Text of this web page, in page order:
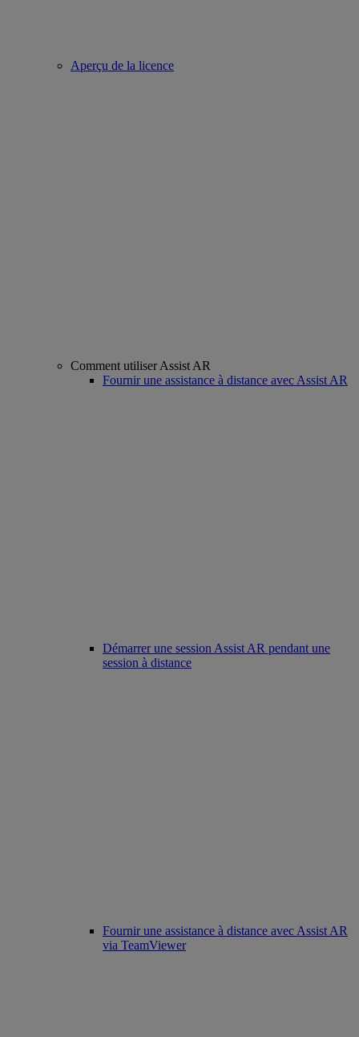
Aperçu de la licence
Comment utiliser Assist AR
Fournir une assistance à distance avec Assist AR
Démarrer une session Assist AR pendant une
session à distance
Fournir une assistance à distance avec Assist AR
via TeamViewer